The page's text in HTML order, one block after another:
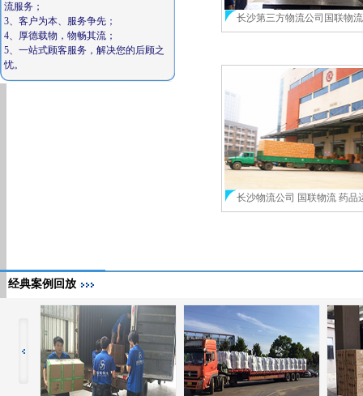
流服务；
3、客户为本、服务争先；
4、厚德载物，物畅其流；
5、一站式顾客服务，解决您的后顾之
忧。
长沙第三方物流公司国联物
长沙物流公司 国联物流 药品
经典案例回放